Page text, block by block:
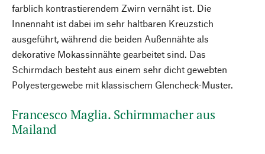
farblich kontrastierendem Zwirn vernäht ist. Die
Innennaht ist dabei im sehr haltbaren Kreuzstich
ausgeführt, während die beiden Außennähte als
dekorative Mokassinnähte gearbeitet sind. Das
Schirmdach besteht aus einem sehr dicht gewebten
Polyestergewebe mit klassischem Glencheck-Muster.
Francesco Maglia. Schirmmacher aus
Mailand